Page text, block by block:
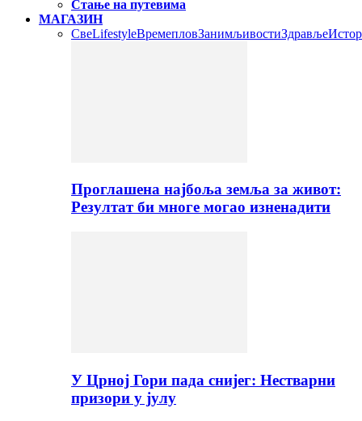
Стање на путевима
МАГАЗИН
СвеLifestyleВремепловЗанимљивостиЗдравље
Проглашена најбоља земља за живот:
Резултат би многе могао изненадити
У Црној Гори пада снијег: Нестварни
призори у јулу